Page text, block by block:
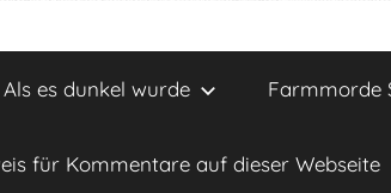
Als es dunkel wurde Farmmorde
für Kommentare auf dieser Webseite